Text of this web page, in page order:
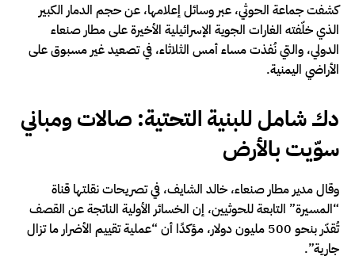
كشفت جماعة الحوثي، عبر وسائل إعلامها، عن حجم الدمار الكبير
الذي خلّفته الغارات الجوية الإسرائيلية الأخيرة على مطار صنعاء
الدولي، والتي نُفذت مساء أمس الثلاثاء، في تصعيد غير مسبوق على
الأراضي اليمنية.
دك شامل للبنية التحتية: صالات ومباني
سوّيت بالأرض
وقال مدير مطار صنعاء، خالد الشايف، في تصريحات نقلتها قناة
“المسيرة” التابعة للحوثيين، إن الخسائر الأولية الناتجة عن القصف
تُقدّر بنحو 500 مليون دولار، مؤكدًا أن “عملية تقييم الأضرار ما تزال
جارية”.